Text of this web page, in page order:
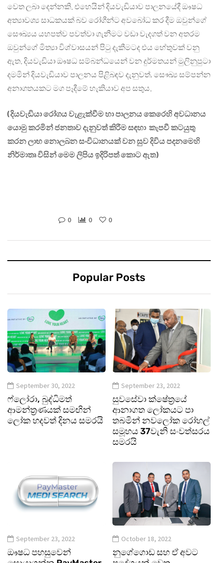
වෙත ලබා දෙන්නකි. එහෙයින් දියවැඩියාව පාලනයේදී ඖෂධ
අත්‍යාවශ්‍ය සාධකයක් බව රෝගීන්ට අවබෝධ කර දීම ඔවුන්ගේ
සෞඛ්‍යය යහපත්ව පවත්වා ගැනීමට වඩා වැදගත් වන අතරම
ඔවුන්ගේ මිත්‍යා විශ්වාසයන් පිටු දැකීමටද එය හේතුවක් වනු
ඇත. දියවැඩියා ඖෂධ සම්බන්ධයෙන් වන දුර්මතයන් මුලිනුපුටා
දමමින් දියවැඩියාව පාලනය පිළිබඳව දැනුවත්, සෞඛ්‍ය සම්පන්න
අනාගතයකට මග පෑදීමේ හැකියාව අප සතුය.
(දියවැඩියා රෝගය වැළැක්වීම හා පාලනය කෙරෙහි අවධානය
යොමු කරමින් ජනතාව දැනුවත් කිරීම සඳහා කැපවී කටයුතු
කරන ලාභ නොලබන සංවිධානයක් වන සුව දිවිය පදනමෙහි
නිර්මාතෘ විසින් මෙම ලිපිය ඉදිරිපත් කොට ඇත)
0 0 0
Popular Posts
September 30, 2022
ෆ්ලෝරා, බුද්ධිමත්
ආමන්ත්‍රණයක් සමඟින්
ලෝක හදවත් දිනය සමරයි
September 23, 2022
සුවසේවා ක්ෂේත්‍රයේ
ආනාගත ලෝකයට පා
තබමින් නවලෝක රෝහල්
සමූහය 37වැනි සංවත්සරය
සමරයි
September 23, 2022
ඖෂධ පහසුවෙන්
October 18, 2022
නුගේගොඩ සහ ඒ අවට